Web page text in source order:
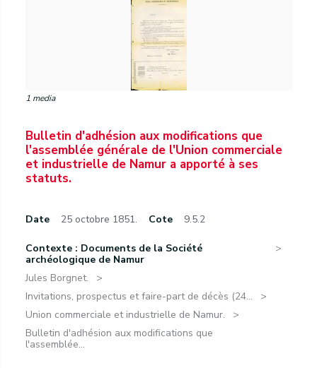
1 media
Bulletin d'adhésion aux modifications que
l'assemblée générale de l'Union commerciale
et industrielle de Namur a apporté à ses
statuts.
Date 25 octobre 1851. Cote 9.5.2
Contexte : Documents de la Société
archéologique de Namur
Jules Borgnet.
Invitations, prospectus et faire-part de décès (24...
Union commerciale et industrielle de Namur.
Bulletin d'adhésion aux modifications que
l'assemblée...